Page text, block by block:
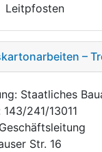
Leitpfosten
–
Staatliches
241/13011
Str. 16